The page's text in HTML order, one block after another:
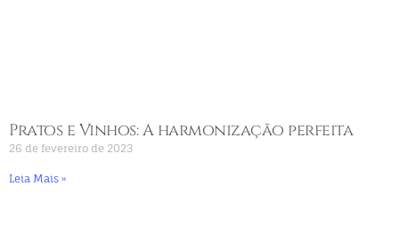
Pratos e Vinhos: A harmonização perfeita
26 de fevereiro de 2023
Leia Mais »